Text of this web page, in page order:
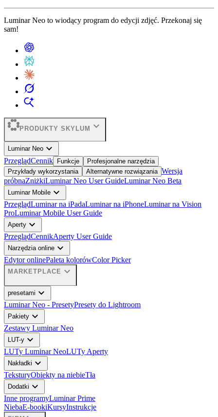
Luminar Neo to wiodący program do edycji zdjęć. Przekonaj się
sam!
PRODUKTY SKYLUM expand_more
Luminar Neo expand_more
PrzeglądCennik Funkcje
Profesjonalne narzędzia
Przykłady wykorzystania
Alternatywne rozwiązania Wersja
próbnaZniżkiLuminar Neo User GuideLuminar Neo Beta
Luminar Mobile expand_more
PrzeglądLuminar na iPadaLuminar na iPhoneLuminar na Vision
ProLuminar Mobile User Guide
Aperty expand_more
PrzeglądCennikAperty User Guide
Narzędzia online expand_more
Edytor onlinePaleta kolorówColor Picker
MARKETPLACE expand_more
presetami expand_more
Luminar Neo - PresetyPresety do Lightroom
Pakiety expand_more
Zestawy Luminar Neo
LUT-y expand_more
LUTy Luminar NeoLUTy Aperty
Nakładki expand_more
TeksturyObiekty na niebieTła
Dodatki expand_more
Inne programyLuminar Prime
NiebaE-bookiKursyInstrukcje